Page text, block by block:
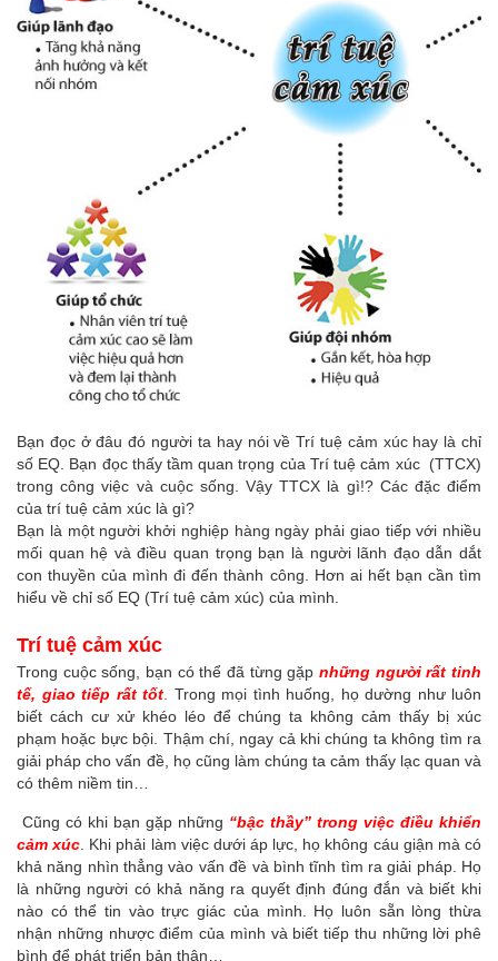
Bạn đọc ở đâu đó người ta hay nói về Trí tuệ cảm xúc hay là chỉ
số EQ. Bạn đọc thấy tầm quan trọng của Trí tuệ cảm xúc (TTCX)
trong công việc và cuộc sống. Vậy TTCX là gì!? Các đặc điểm
của trí tuệ cảm xúc là gì?
Bạn là một người khởi nghiệp hàng ngày phải giao tiếp với nhiều
mối quan hệ và điều quan trọng bạn là người lãnh đạo dẫn dắt
con thuyền của mình đi đến thành công. Hơn ai hết bạn cần tìm
hiểu về chỉ số EQ (Trí tuệ cảm xúc) của mình.
Trí tuệ cảm xúc
Trong cuộc sống, bạn có thể đã từng gặp những người rất tinh
tế, giao tiếp rất tốt
Trong mọi tình huống, họ dường như luôn
biết cách cư xử khéo léo để chúng ta không cảm thấy bị xúc
phạm hoặc bực bội. Thậm chí, ngay cả khi chúng ta không tìm ra
giải pháp cho vấn đề, họ cũng làm chúng ta cảm thấy lạc quan và
có thêm niềm tin…
Cũng có khi bạn gặp những “bậc thầy” trong việc điều khiển
cảm xúc . Khi phải làm việc dưới áp lực, họ không cáu giận mà có
khả năng nhìn thẳng vào vấn đề và bình tĩnh tìm ra giải pháp. Họ
là những người có khả năng ra quyết định đúng đắn và biết khi
nào có thể tin vào trực giác của mình. Họ luôn sẵn lòng thừa
nhận những nhược điểm của mình và biết tiếp thu những lời phê
bình để phát triển bản thân…